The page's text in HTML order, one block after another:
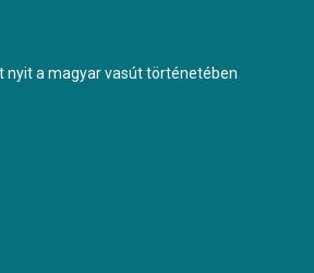
nyit a magyar vasút történetében